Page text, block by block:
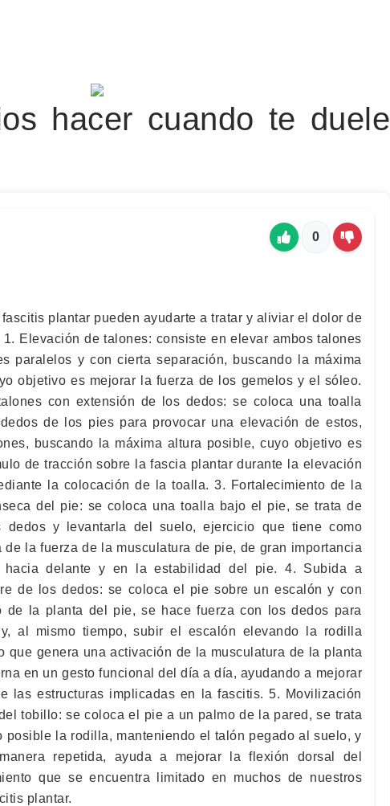
hacer cuando te duele
0
plantar pueden ayudarte a tratar y aliviar el dolor de
1. Elevación de talones: consiste en elevar ambos talones
paralelos y con cierta separación, buscando la máxima
objetivo es mejorar la fuerza de los gemelos y el sóleo.
con extensión de los dedos: se coloca una toalla
de los pies para provocar una elevación de estos,
buscando la máxima altura posible, cuyo objetivo es
de tracción sobre la fascia plantar durante la elevación
la colocación de la toalla. 3. Fortalecimiento de la
del pie: se coloca una toalla bajo el pie, se trata de
dedos y levantarla del suelo, ejercicio que tiene como
la fuerza de la musculatura de pie, de gran importancia
hacia delante y en la estabilidad del pie. 4. Subida a
de los dedos: se coloca el pie sobre un escalón y con
de la planta del pie, se hace fuerza con los dedos para
al mismo tiempo, subir el escalón elevando la rodilla
que genera una activación de la musculatura de la planta
en un gesto funcional del día a día, ayudando a mejorar
las estructuras implicadas en la fascitis. 5. Movilización
tobillo: se coloca el pie a un palmo de la pared, se trata
posible la rodilla, manteniendo el talón pegado al suelo, y
repetida, ayuda a mejorar la flexión dorsal del
que se encuentra limitado en muchos de nuestros
plantar.